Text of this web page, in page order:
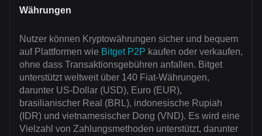
Währungen
Nutzer können Kryptowährungen sicher und bequem
auf Plattformen wie Bitget P2P kaufen oder verkaufen,
ohne dass Transaktionsgebühren anfallen. Bitget
unterstützt weltweit über 140 Fiat-Währungen,
darunter US-Dollar (USD), Euro (EUR),
brasilianischer Real (BRL), indonesische Rupiah
(IDR) und vietnamesischer Dong (VND). Es wird eine
Vielzahl von Zahlungsmethoden unterstützt, darunter